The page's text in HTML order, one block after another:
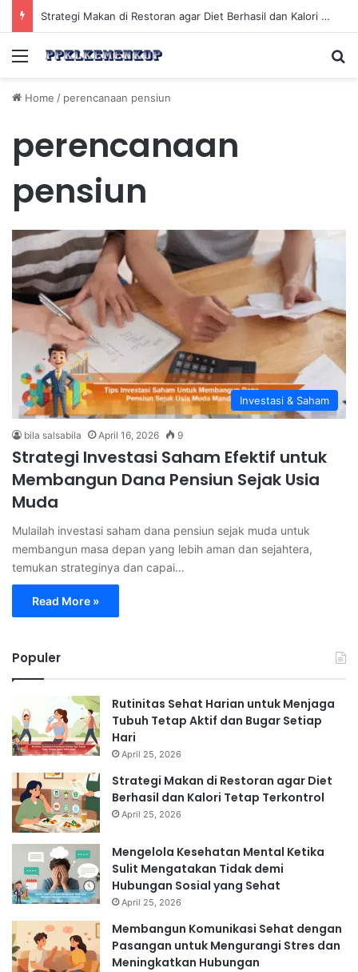
Strategi Makan di Restoran agar Diet Berhasil dan Kalori Tetap Terkontrol
Menu
Home / perencanaan pensiun
perencanaan
pensiun
Investasi & Saham
bila salsabila April 16, 2026 9
Strategi Investasi Saham Efektif untuk
Membangun Dana Pensiun Sejak Usia
Muda
Mulailah investasi saham dana pensiun sejak muda untuk
membangun masa depan yang lebih aman dan sejahtera,
temukan strateginya dan capai…
Read More »
Populer
Rutinitas Sehat Harian untuk Menjaga
Tubuh Tetap Aktif dan Bugar Setiap
Hari
April 25, 2026
Strategi Makan di Restoran agar Diet
Berhasil dan Kalori Tetap Terkontrol
April 25, 2026
Mengelola Kesehatan Mental Ketika
Sulit Mengatakan Tidak demi
Hubungan Sosial yang Sehat
April 25, 2026
Membangun Komunikasi Sehat dengan
Pasangan untuk Mengurangi Stres dan
Meningkatkan Hubungan